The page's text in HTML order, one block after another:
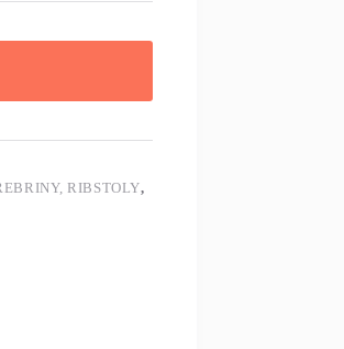
RIBSTOLY,